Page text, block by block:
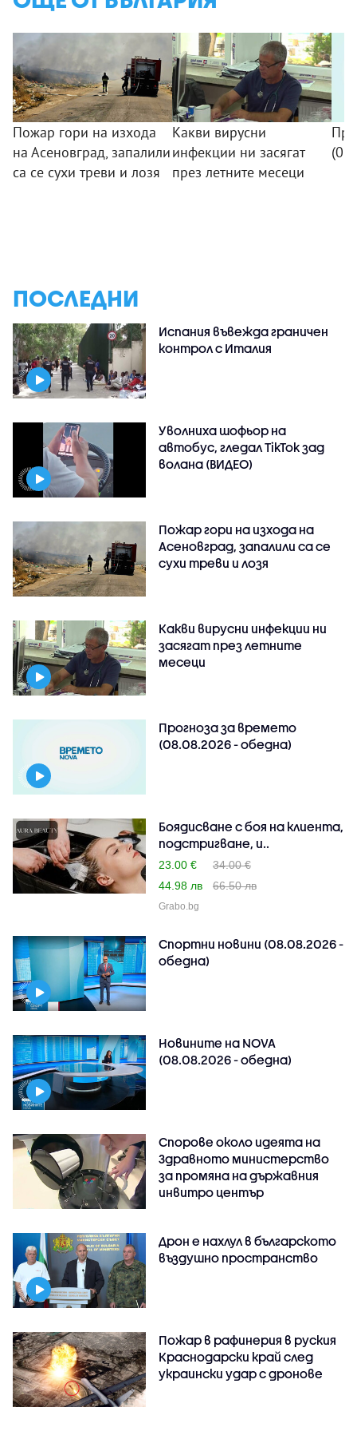
Пожар гори на изхода
на Асеновград, запалили
са се сухи треви и лозя
Какви вирусни
инфекции ни засягат
през летните месеци
ПОСЛЕДНИ
Испания въвежда граничен
контрол с Италия
Уволниха шофьор на
автобус, гледал TikTok зад
волана (ВИДЕО)
Пожар гори на изхода на
Асеновград, запалили са се
сухи треви и лозя
Какви вирусни инфекции ни
засягат през летните
месеци
Прогноза за времето
(08.08.2026 - обедна)
Боядисване с боя на клиента,
подстригване, и..
23.00 €
34.00 €
44.98 лв
66.50 лв
Grabo.bg
Спортни новини (08.08.2026 -
обедна)
Новините на NOVA
(08.08.2026 - обедна)
Спорове около идеята на
Здравното министерство
за промяна на държавния
инвитро център
Дрон е нахлул в българското
въздушно пространство
Пожар в рафинерия в руския
Краснодарски край след
украински удар с дронове